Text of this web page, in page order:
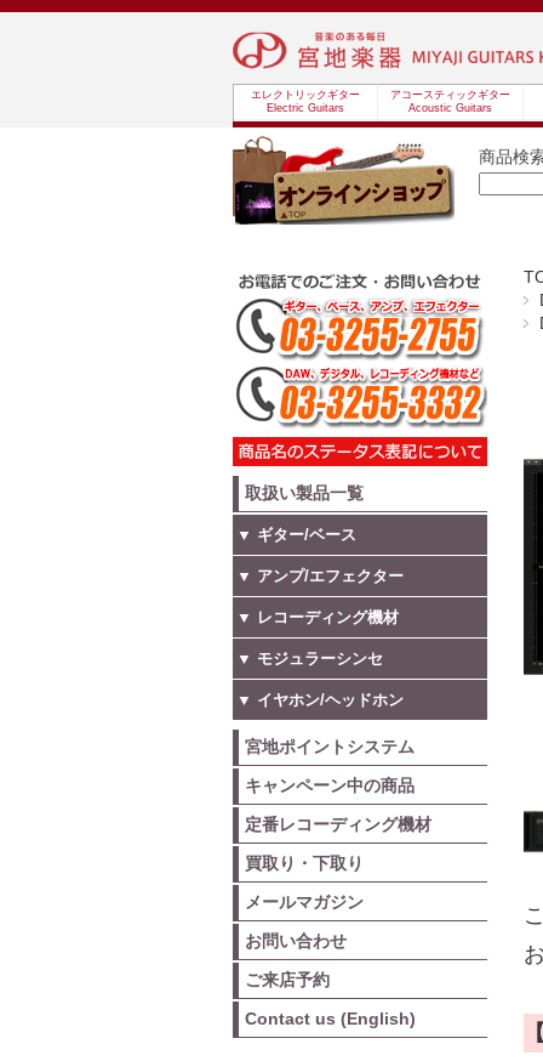
エレクトリックギター
Electric Guitars
アコースティックギター
Acoustic Guitars
商品検
取扱い製品一覧
▼ ギター/ベース
▼ アンプ/エフェクター
▼ レコーディング機材
▼ モジュラーシンセ
▼ イヤホン/ヘッドホン
宮地ポイントシステム
キャンペーン中の商品
定番レコーディング機材
買取り・下取り
メールマガジン
お問い合わせ
ご来店予約
Contact us (English)